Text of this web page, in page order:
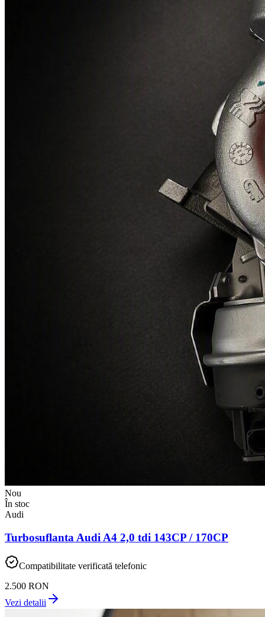
Nou
În stoc
Audi
Turbosuflanta Audi A4 2,0 tdi 143CP / 170CP
Compatibilitate verificată telefonic
2.500 RON
Vezi detalii